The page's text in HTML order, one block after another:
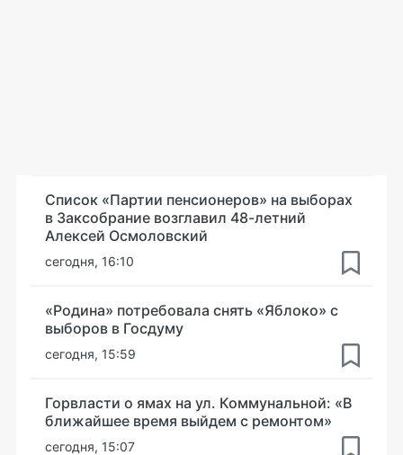
Список «Партии пенсионеров» на выборах
в Заксобрание возглавил 48-летний
Алексей Осмоловский
сегодня, 16:10
«Родина» потребовала снять «Яблоко» с
выборов в Госдуму
сегодня, 15:59
Горвласти о ямах на ул. Коммунальной: «В
ближайшее время выйдем с ремонтом»
сегодня, 15:07